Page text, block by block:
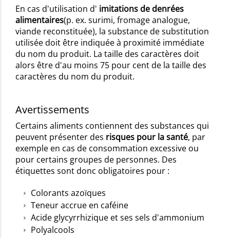
En cas d'utilisation d' imitations de denrées
alimentaires(p. ex. surimi, fromage analogue,
viande reconstituée), la substance de substitution
utilisée doit être indiquée à proximité immédiate
du nom du produit. La taille des caractères doit
alors être d'au moins 75 pour cent de la taille des
caractères du nom du produit.
Avertissements
Certains aliments contiennent des substances qui
peuvent présenter des risques pour la santé, par
exemple en cas de consommation excessive ou
pour certains groupes de personnes. Des
étiquettes sont donc obligatoires pour :
Colorants azoïques
Teneur accrue en caféine
Acide glycyrrhizique et ses sels d'ammonium
Polyalcools